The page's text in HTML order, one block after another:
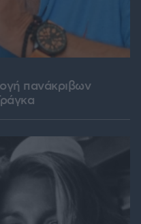
πανάκριβων